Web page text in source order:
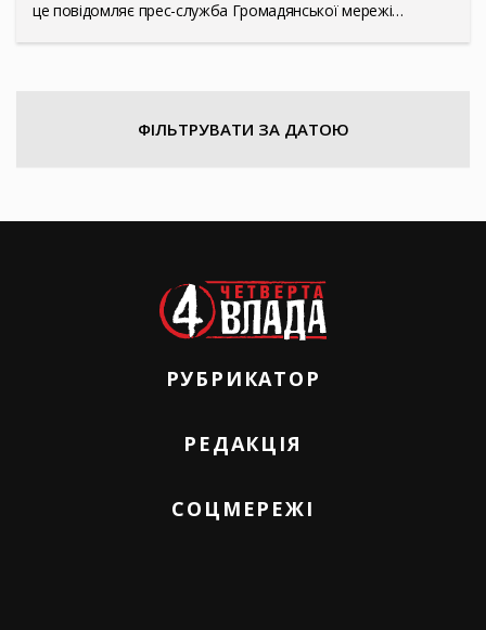
це повідомляє прес-служба Громадянської мережі…
ФІЛЬТРУВАТИ ЗА ДАТОЮ
РУБРИКАТОР
РЕДАКЦІЯ
СОЦМЕРЕЖІ